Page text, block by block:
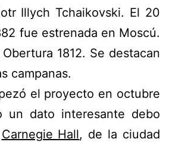
Illych Tchaikovski. El 20
fue estrenada en Moscú.
1812. Se destacan
campanas.
el proyecto en octubre
un dato interesante debo
Carnegie Hall, de la ciudad